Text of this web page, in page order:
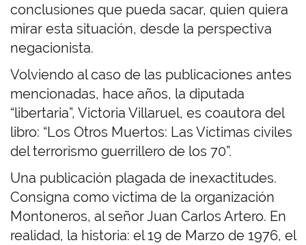
conclusiones que pueda sacar, quien quiera
mirar esta situación, desde la perspectiva
negacionista.
Volviendo al caso de las publicaciones antes
mencionadas, hace años, la diputada
“libertaria”, Victoria Villaruel, es coautora del
libro: “Los Otros Muertos: Las Víctimas civiles
del terrorismo guerrillero de los 70”.
Una publicación plagada de inexactitudes.
Consigna como victima de la organización
Montoneros, al señor Juan Carlos Artero. En
realidad, la historia: el 19 de Marzo de 1976, el